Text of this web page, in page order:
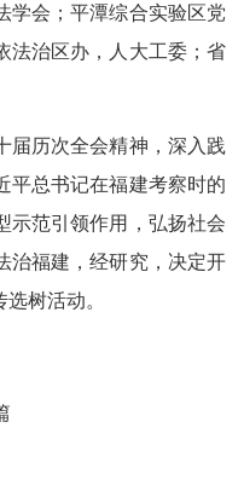
学会；平潭综合实验区党
法治区办，人大工委；省
历次全会精神，深入践
平总书记在福建考察时的
示范引领作用，弘扬社会
治福建，经研究，决定开
树活动。